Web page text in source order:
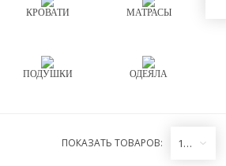
КРОВАТИ МАТРАСЫ
ПОДУШКИ ОДЕЯЛА
ПОКАЗАТЬ ТОВАРОВ: 12